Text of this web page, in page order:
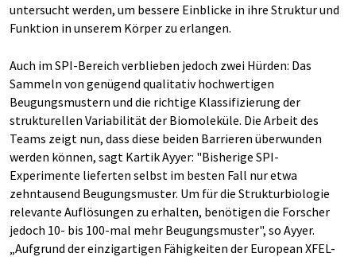
untersucht werden, um bessere Einblicke in ihre Struktur und
Funktion in unserem Körper zu erlangen.
Auch im SPI-Bereich verblieben jedoch zwei Hürden: Das
Sammeln von genügend qualitativ hochwertigen
Beugungsmustern und die richtige Klassifizierung der
strukturellen Variabilität der Biomoleküle. Die Arbeit des
Teams zeigt nun, dass diese beiden Barrieren überwunden
werden können, sagt Kartik Ayyer: "Bisherige SPI-
Experimente lieferten selbst im besten Fall nur etwa
zehntausend Beugungsmuster. Um für die Strukturbiologie
relevante Auflösungen zu erhalten, benötigen die Forscher
jedoch 10- bis 100-mal mehr Beugungsmuster", so Ayyer.
„Aufgrund der einzigartigen Fähigkeiten der European XFEL-